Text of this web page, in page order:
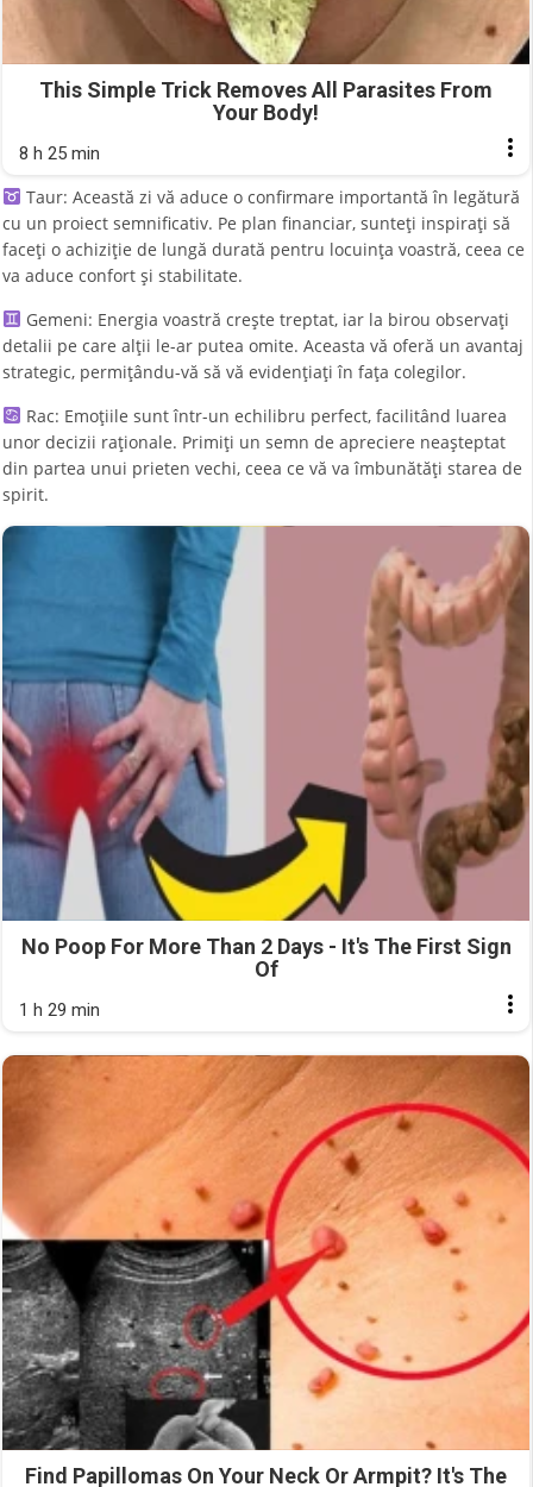
This Simple Trick Removes All Parasites From
Your Body!
8 h 25 min
Taur: Această zi vă aduce o confirmare importantă în legătură
cu un proiect semnificativ. Pe plan financiar, sunteți inspirați să
faceți o achiziție de lungă durată pentru locuința voastră, ceea ce
va aduce confort și stabilitate.
Gemeni: Energia voastră crește treptat, iar la birou observați
detalii pe care alții le-ar putea omite. Aceasta vă oferă un avantaj
strategic, permițându-vă să vă evidențiați în fața colegilor.
Rac: Emoțiile sunt într-un echilibru perfect, facilitând luarea
unor decizii raționale. Primiți un semn de apreciere neașteptat
din partea unui prieten vechi, ceea ce vă va îmbunătăți starea de
spirit.
No Poop For More Than 2 Days - It's The First Sign
Of
1 h 29 min
Find Papillomas On Your Neck Or Armpit? It's The